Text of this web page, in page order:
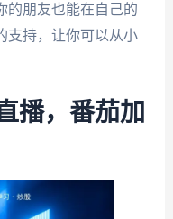
的朋友也能在自己的
支持，让你可以从小
播，番茄加